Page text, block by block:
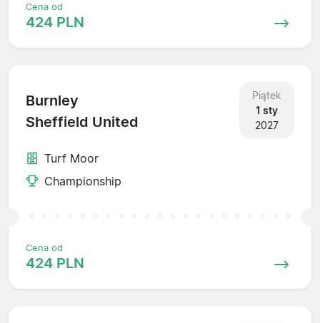
Cena od
424 PLN
Burnley
Sheffield United
Piątek
1 sty
2027
Turf Moor
Championship
Cena od
424 PLN